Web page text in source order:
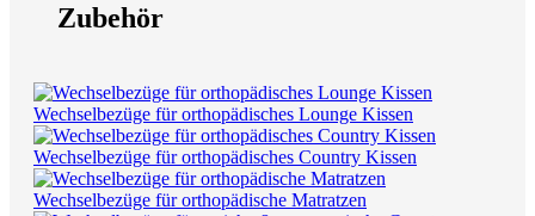
Zubehör
Wechselbezüge für orthopädisches Lounge Kissen
Wechselbezüge für orthopädisches Country Kissen
Wechselbezüge für orthopädische Matratzen